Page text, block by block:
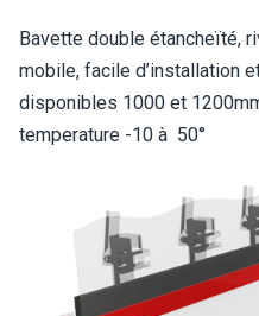
Bavette double étancheïté,
mobile, facile d’installation
disponibles 1000 et
temperature -10 à 50°